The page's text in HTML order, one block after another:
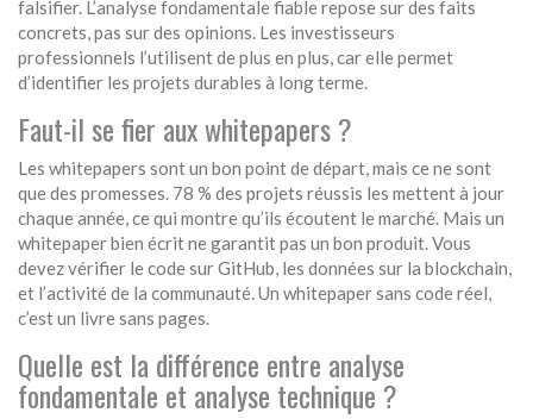
falsifier. L’analyse fondamentale fiable repose sur des faits
concrets, pas sur des opinions. Les investisseurs
professionnels l’utilisent de plus en plus, car elle permet
d’identifier les projets durables à long terme.
Faut-il se fier aux whitepapers ?
Les whitepapers sont un bon point de départ, mais ce ne sont
que des promesses. 78 % des projets réussis les mettent à jour
chaque année, ce qui montre qu’ils écoutent le marché. Mais un
whitepaper bien écrit ne garantit pas un bon produit. Vous
devez vérifier le code sur GitHub, les données sur la blockchain,
et l’activité de la communauté. Un whitepaper sans code réel,
c’est un livre sans pages.
Quelle est la différence entre analyse
fondamentale et analyse technique ?